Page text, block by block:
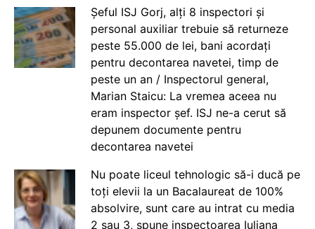
Șeful ISJ Gorj, alți 8 inspectori și
personal auxiliar trebuie să returneze
peste 55.000 de lei, bani acordați
pentru decontarea navetei, timp de
peste un an / Inspectorul general,
Marian Staicu: La vremea aceea nu
eram inspector șef. ISJ ne-a cerut să
depunem documente pentru
decontarea navetei
Nu poate liceul tehnologic să-i ducă pe
toți elevii la un Bacalaureat de 100%
absolvire, sunt care au intrat cu media
2 sau 3, spune inspectoarea Iuliana